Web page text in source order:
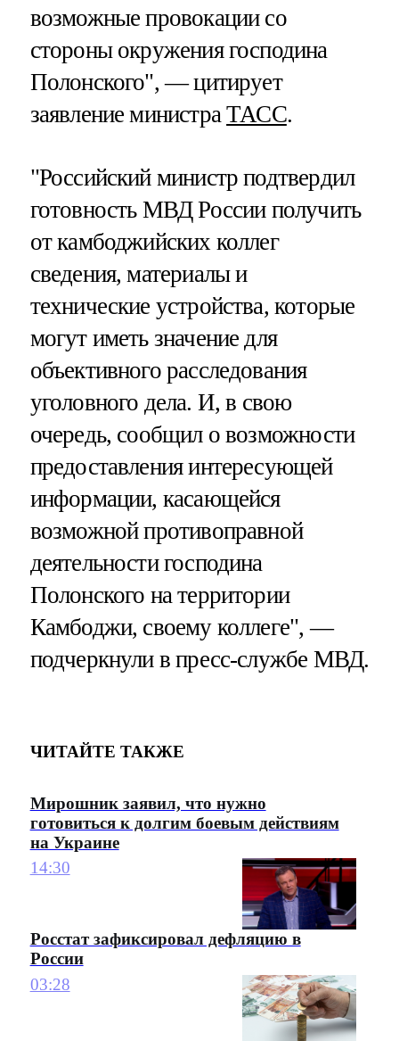
возможные провокации со
стороны окружения господина
Полонского", — цитирует
заявление министраТАСС.
"Российский министр подтвердил
готовность МВД России получить
от камбоджийских коллег
сведения, материалы и
технические устройства, которые
могут иметь значение для
объективного расследования
уголовного дела. И, в свою
очередь, сообщил о возможности
предоставления интересующей
информации, касающейся
возможной противоправной
деятельности господина
Полонского на территории
Камбоджи, своему коллеге", —
подчеркнули в пресс-службе МВД.
ЧИТАЙТЕ ТАКЖЕ
Мирошник заявил, что нужно
готовиться к долгим боевым действиям
на Украине
14:30
Росстат зафиксировал дефляцию в
России
03:28